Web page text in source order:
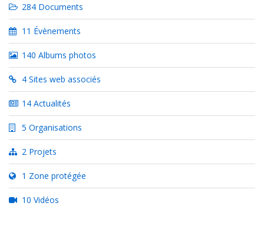
284 Documents
11 Évènements
140 Albums photos
4 Sites web associés
14 Actualités
5 Organisations
2 Projets
1 Zone protégée
10 Vidéos